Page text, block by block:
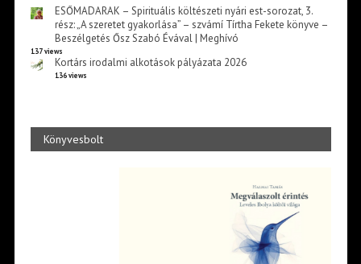
ESŐMADARAK – Spirituális költészeti nyári est-sorozat, 3.
rész: „A szeretet gyakorlása” – szvámí Tírtha Fekete könyve –
Beszélgetés Ősz Szabó Évával | Meghívó
137 views
Kortárs irodalmi alkotások pályázata 2026
136 views
Könyvesbolt